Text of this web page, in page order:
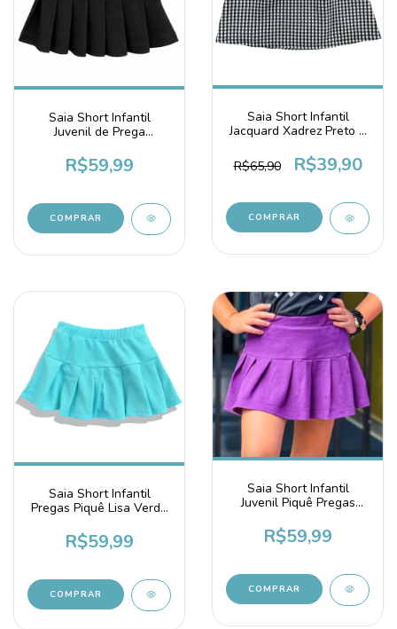
Saia Short Infantil
Juvenil de Prega
R$59,99
COMPRAR
Saia Short Infantil
Jacquard Xadrez Preto e
R$65,90
R$39,90
COMPRAR
Saia Short Infantil
Pregas Piquê Lisa Verde
R$59,99
COMPRAR
Saia Short Infantil
Juvenil Piquê Pregas
R$59,99
COMPRAR